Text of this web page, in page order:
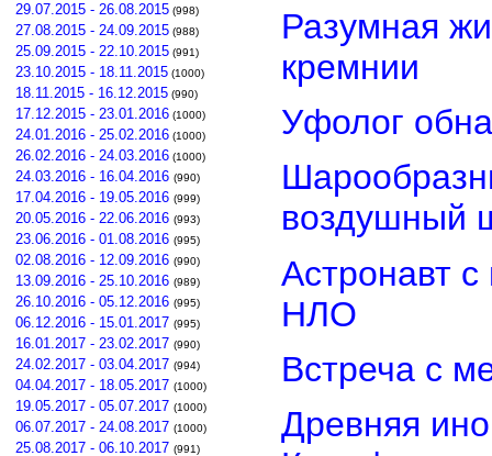
29.07.2015 - 26.08.2015 (998)
27.08.2015 - 24.09.2015 (988)
25.09.2015 - 22.10.2015 (991)
23.10.2015 - 18.11.2015 (1000)
18.11.2015 - 16.12.2015 (990)
17.12.2015 - 23.01.2016 (1000)
24.01.2016 - 25.02.2016 (1000)
26.02.2016 - 24.03.2016 (1000)
24.03.2016 - 16.04.2016 (990)
17.04.2016 - 19.05.2016 (999)
20.05.2016 - 22.06.2016 (993)
23.06.2016 - 01.08.2016 (995)
02.08.2016 - 12.09.2016 (990)
13.09.2016 - 25.10.2016 (989)
26.10.2016 - 05.12.2016 (995)
06.12.2016 - 15.01.2017 (995)
16.01.2017 - 23.02.2017 (990)
24.02.2017 - 03.04.2017 (994)
04.04.2017 - 18.05.2017 (1000)
19.05.2017 - 05.07.2017 (1000)
06.07.2017 - 24.08.2017 (1000)
25.08.2017 - 06.10.2017 (991)
Разумная
кремнии
Уфолог
воздушный
Астронавт
НЛО
Встреча с
Древняя